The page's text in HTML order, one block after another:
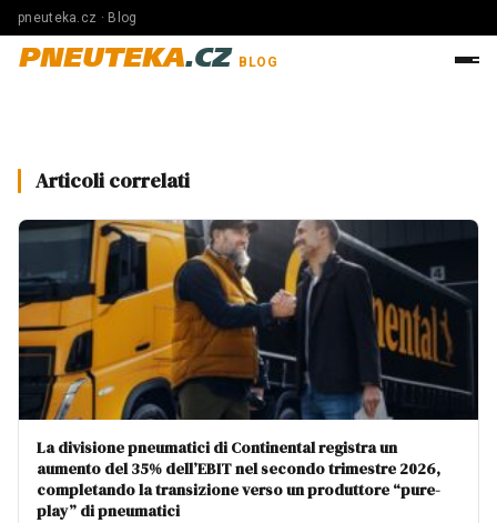
pneuteka.cz · Blog
PNEUTEKA.CZ BLOG
Articoli correlati
La divisione pneumatici di Continental registra un
aumento del 35% dell’EBIT nel secondo trimestre 2026,
completando la transizione verso un produttore “pure-
play” di pneumatici